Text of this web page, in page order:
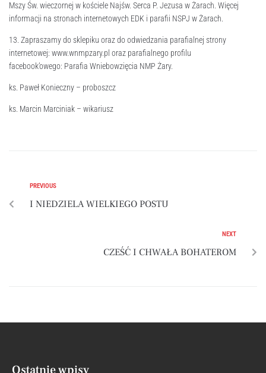
Mszy Św. wieczornej w kościele Najśw. Serca P. Jezusa w Żarach. Więcej
informacji na stronach internetowych EDK i parafii NSPJ w Żarach.
13. Zapraszamy do sklepiku oraz do odwiedzania parafialnej strony
internetowej: www.wnmpzary.pl oraz parafialnego profilu
facebook’owego: Parafia Wniebowzięcia NMP Żary.
ks. Paweł Konieczny – proboszcz
ks. Marcin Marciniak – wikariusz
PREVIOUS
I NIEDZIELA WIELKIEGO POSTU
NEXT
CZEŚĆ I CHWAŁA BOHATEROM